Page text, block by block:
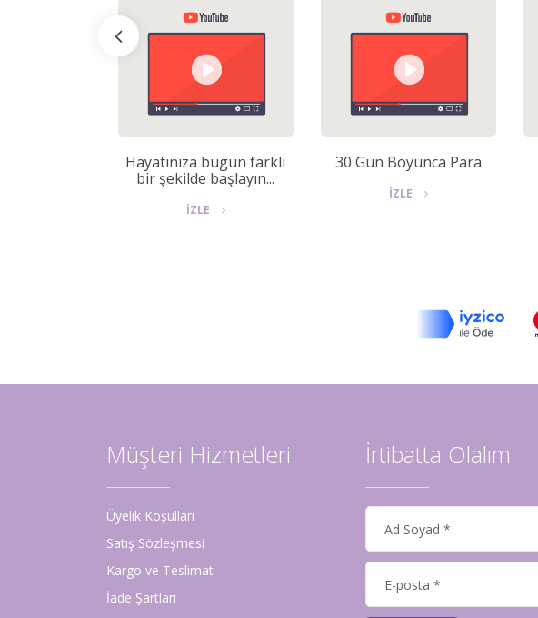
Hayatınıza bugün farklı
bir şekilde başlayın...
İZLE
30 Gün Boyunca Para
İZLE
Müşteri Hizmetleri
Üyelik Koşulları
Satış Sözleşmesi
Kargo ve Teslimat
İade Şartları
İrtibatta Olalım